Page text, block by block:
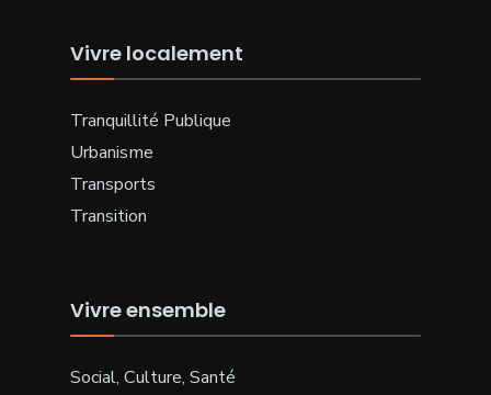
Vivre localement
Tranquillité Publique
Urbanisme
Transports
Transition
Vivre ensemble
Social, Culture, Santé